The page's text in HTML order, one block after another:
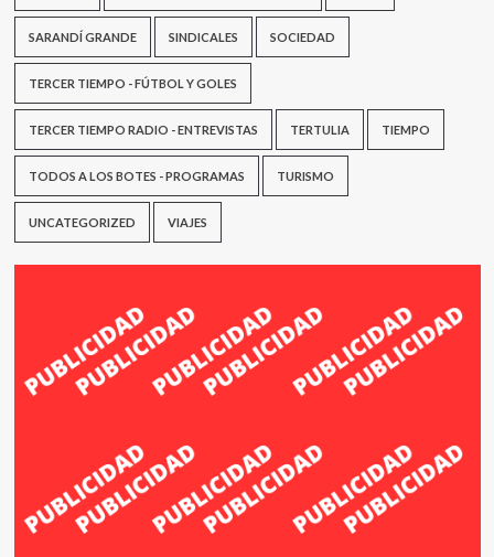
SARANDÍ GRANDE SINDICALES SOCIEDAD
TERCER TIEMPO - FÚTBOL Y GOLES
TERCER TIEMPO RADIO - ENTREVISTAS TERTULIA TIEMPO
TODOS A LOS BOTES - PROGRAMAS TURISMO
UNCATEGORIZED VIAJES